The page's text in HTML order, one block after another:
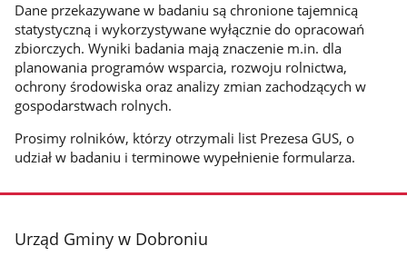
Dane przekazywane w badaniu są chronione tajemnicą
statystyczną i wykorzystywane wyłącznie do opracowań
zbiorczych. Wyniki badania mają znaczenie m.in. dla
planowania programów wsparcia, rozwoju rolnictwa,
ochrony środowiska oraz analizy zmian zachodzących w
gospodarstwach rolnych.
Prosimy rolników, którzy otrzymali list Prezesa GUS, o
udział w badaniu i terminowe wypełnienie formularza.
stopka
Urząd Gminy w Dobroniu